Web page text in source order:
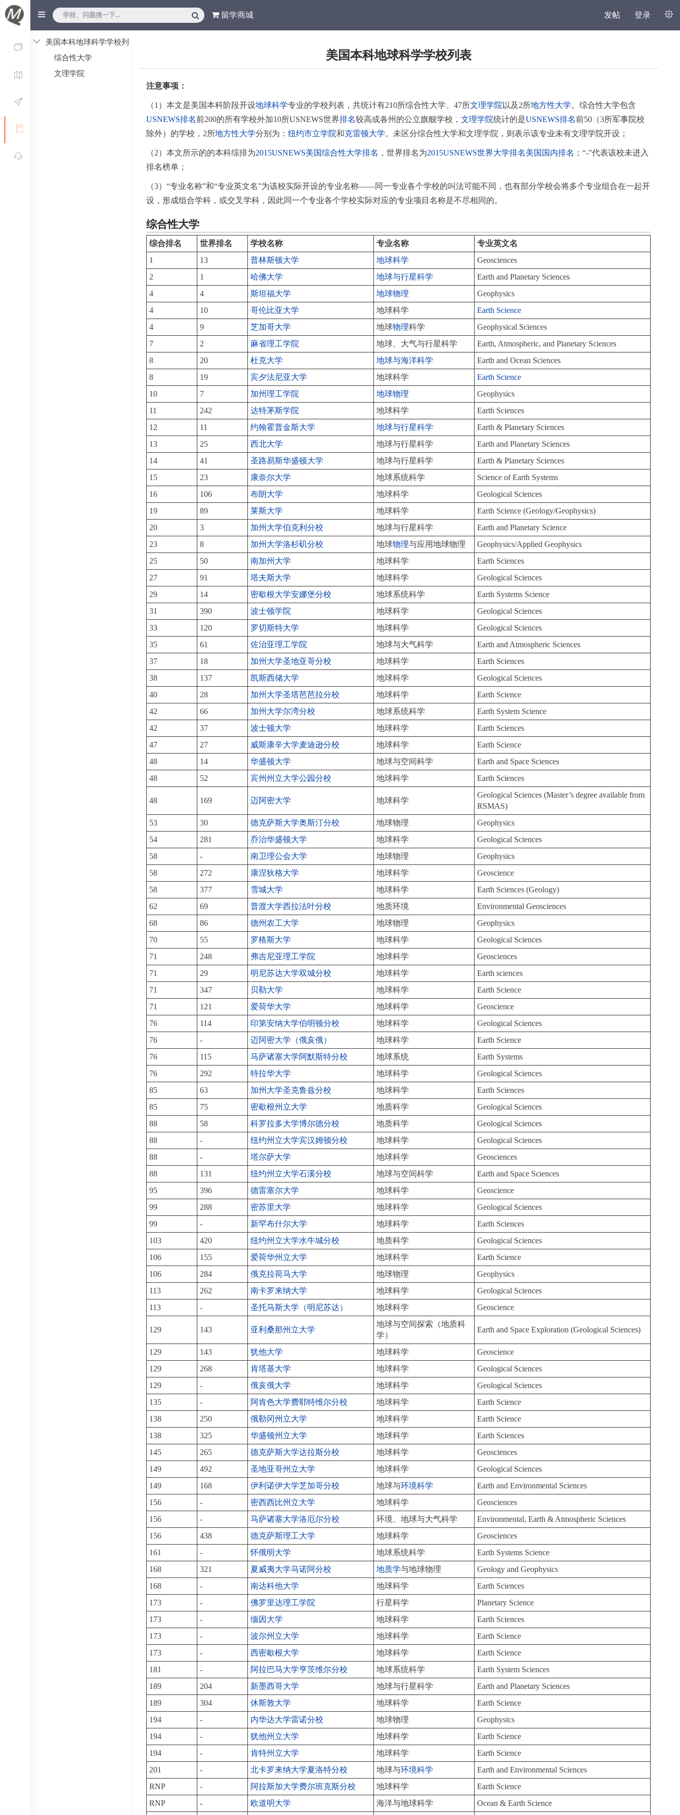
留学商城 发帖 登录
美国本科地球科学学校列
综合性大学
文理学院
美国本科地球科学学校列表
注意事项：
（1）本文是美国本科阶段开设地球科学专业的学校列表，共统计有210所综合性大学、47所文理学院 以及2所地方性大学。综合性大学包含
USNEWS排名前200的所有学校外加10所USNEWS世界排名较高或各州的公立旗舰学校，文理学院统计的是USNEWS排名前50（3所军事院校
除外）的学校，2所地方性大学分别为：纽约市立学院和克雷顿大学。未区分综合性大学和文理学院，则表示该专业未有文理学院开设；
（2）本文所示的的本科综排为2015USNEWS美国综合性大学排名 ，世界排名为2015USNEWS世界大学排名美国国内排名 ；“-”代表该校未进入
排名榜单；
（3）“专业名称”和“专业英文名”为该校实际开设的专业名称——同一专业各个学校的叫法可能不同，也有部分学校会将多个专业组合在一起开
设，形成组合学科，或交叉学科，因此同一个专业各个学校实际对应的专业项目名称是不尽相同的。
综合性大学
综合排名 世界排名 学校名称 专业名称
专业英文名
1
13 普林斯顿大学 地球科学
Geosciences
2
1 哈佛大学 地球与行星科学
Earth and Planetary Sciences
4
4 斯坦福大学 地球物理
Geophysics
4
10 哥伦比亚大学 地球科学
Earth Science
4
9 芝加哥大学 地球物理科学
Geophysical Sciences
7
2 麻省理工学院 地球、大气与行星科学
Earth, Atmospheric, and Planetary Sciences
8
20 杜克大学 地球与海洋科学
Earth and Ocean Sciences
8
19 宾夕法尼亚大学 地球科学
Earth Science
10
7 加州理工学院 地球物理
Geophysics
11
242 达特茅斯学院 地球科学
Earth Sciences
12
11 约翰霍普金斯大学 地球与行星科学
Earth & Planetary Sciences
13
25 西北大学 地球与行星科学
Earth and Planetary Sciences
14
41 圣路易斯华盛顿大学 地球与行星科学
Earth & Planetary Sciences
15
23 康奈尔大学 地球系统科学
Science of Earth Systems
16
106 布朗大学 地球科学
Geological Sciences
19
89 莱斯大学 地球科学
Earth Science (Geology/Geophysics)
20
3 加州大学伯克利分校 地球与行星科学
Earth and Planetary Science
23
8 加州大学洛杉矶分校 地球物理与应用地球物理
Geophysics/Applied Geophysics
25
50 南加州大学 地球科学
Earth Sciences
27
91 塔夫斯大学 地球科学
Geological Sciences
29
14 密歇根大学安娜堡分校 地球系统科学
Earth Systems Science
31
390 波士顿学院 地球科学
Geological Sciences
33
120 罗切斯特大学 地球科学
Geological Sciences
35
61 佐治亚理工学院 地球与大气科学
Earth and Atmospheric Sciences
37
18 加州大学圣地亚哥分校 地球科学
Earth Sciences
38
137 凯斯西储大学 地球科学
Geological Sciences
40
28 加州大学圣塔芭芭拉分校 地球科学
Earth Science
42
66 加州大学尔湾分校 地球系统科学
Earth System Science
42
37 波士顿大学 地球科学
Earth Sciences
47
27 威斯康辛大学麦迪逊分校 地球科学
Earth Science
48
14 华盛顿大学 地球与空间科学
Earth and Space Sciences
48
52 宾州州立大学公园分校 地球科学 Earth Sciences
48 169 迈阿密大学 地球科学
Geological Sciences (Master’s degree available from
RSMAS)
53
30 德克萨斯大学奥斯汀分校 地球物理
Geophysics
54
281 乔治华盛顿大学 地球科学
Geological Sciences
58
- 南卫理公会大学 地球物理
Geophysics
58
272 康涅狄格大学 地球科学
Geoscience
58
377 雪城大学 地球科学
Earth Sciences (Geology)
62
69 普渡大学西拉法叶分校 地质环境
Environmental Geosciences
68
86 德州农工大学 地球物理
Geophysics
70
55 罗格斯大学 地球科学
Geological Sciences
71
248 弗吉尼亚理工学院 地球科学
Geosciences
71
29 明尼苏达大学双城分校 地球科学
Earth sciences
71
347 贝勒大学 地球科学
Earth Science
71
121 爱荷华大学 地球科学
Geoscience
76
114 印第安纳大学伯明顿分校 地球科学
Geological Sciences
76
- 迈阿密大学（俄亥俄） 地球科学
Earth Science
76
115 马萨诸塞大学阿默斯特分校 地球系统
Earth Systems
76
292 特拉华大学 地球科学
Geological Sciences
85
63 加州大学圣克鲁兹分校 地球科学
Earth Sciences
85
75 密歇根州立大学 地质科学
Geological Sciences
88
58 科罗拉多大学博尔德分校 地质科学
Geological Sciences
88
- 纽约州立大学宾汉姆顿分校 地球科学
Geological Sciences
88
- 塔尔萨大学 地球科学
Geosciences
88
131 纽约州立大学石溪分校 地球与空间科学
Earth and Space Sciences
95
396 德雷塞尔大学 地球科学
Geoscience
99
288 密苏里大学 地球科学
Geological Sciences
99
- 新罕布什尔大学 地球科学
Earth Sciences
103
420 纽约州立大学水牛城分校 地质科学
Geological Sciences
106
155 爱荷华州立大学 地球科学
Earth Science
106
284 俄克拉荷马大学 地球物理
Geophysics
113
262 南卡罗来纳大学 地球科学
Geological Sciences
113
- 圣托马斯大学（明尼苏达） 地球科学 Geoscience
129 143 亚利桑那州立大学
地球与空间探索（地质科
学）
Earth and Space Exploration (Geological Sciences)
129 143 犹他大学 地球科学
Geoscience
129
268 肯塔基大学 地球科学
Geological Sciences
129
- 俄亥俄大学 地球科学
Geological Sciences
135
- 阿肯色大学费耶特维尔分校 地球科学
Earth Science
138
250 俄勒冈州立大学 地球科学
Earth Science
138
325 华盛顿州立大学 地球科学
Earth Sciences
145
265 德克萨斯大学达拉斯分校 地球科学
Geosciences
149
492 圣地亚哥州立大学 地球科学
Geological Sciences
149
168 伊利诺伊大学芝加哥分校 地球与环境科学
Earth and Environmental Sciences
156
- 密西西比州立大学 地球科学
Geosciences
156
- 马萨诸塞大学洛厄尔分校 环境、地球与大气科学
Environmental, Earth & Atmospheric Sciences
156
438 德克萨斯理工大学 地球科学
Geosciences
161
- 怀俄明大学 地球系统科学
Earth Systems Science
168
321 夏威夷大学马诺阿分校 地质学与地球物理
Geology and Geophysics
168
- 南达科他大学 地球科学
Earth Sciences
173
- 佛罗里达理工学院 行星科学
Planetary Science
173
- 缅因大学 地球科学
Earth Sciences
173
- 波尔州立大学 地球科学
Earth Science
173
- 西密歇根大学 地球科学
Earth Science
181
- 阿拉巴马大学亨茨维尔分校 地球系统科学
Earth System Sciences
189
204 新墨西哥大学 地球与行星科学
Earth and Planetary Sciences
189
304 休斯敦大学 地球科学
Earth Science
194
- 内华达大学雷诺分校 地球物理
Geophysics
194
- 犹他州立大学 地球科学
Earth Science
194
- 肯特州立大学 地球科学
Earth Science
201
- 北卡罗来纳大学夏洛特分校 地球与环境科学
Earth and Environmental Sciences
RNP
- 阿拉斯加大学费尔班克斯分校 地球科学
Earth Science
RNP
- 欧道明大学 海洋与地球科学 Ocean & Earth Science